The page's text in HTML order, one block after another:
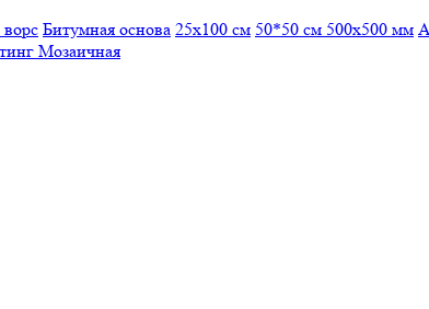
ворс Битумная основа 25x100 см 50*50 см 500х500 мм
Мозаичная